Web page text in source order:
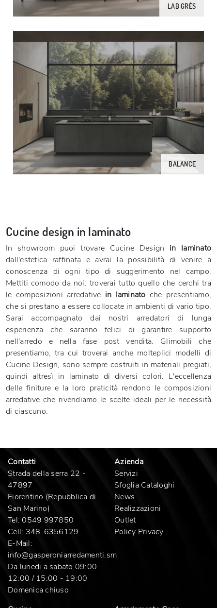
LAB GRÈS
BALANCE
Cucine design in laminato
In showroom puoi trovare Cucine Design in laminato
dall'estetica raffinata e avrai la possibilità di venire a
conoscenza di ogni tipo di suggerimento nel campo.
Mettiti comodo da noi: troverai tutto quello che cerchi tra
le composizioni arredative in laminato che presentiamo,
che si prestano a essere collocate in ambienti di vario tipo.
Sarai accompagnato dai nostri arredatori di lunga
esperienza che saranno felici di garantire supporto
nell'arredo e nella fase post vendita. Glimobili che
presentiamo, tra cui troverai anche molteplici modelli di
Cucine Design, sono sempre costruiti in materiali pregiati,
quindi altresì in laminato di diversi colori. L'eccellenza
delle finiture e la loro praticità rendono le composizioni
arredative che rivendiamo le scelte ideali per le necessità
di ciascuno.
Contatti
Strada della serra 22 -
47897
Fiorentino (Repubblica di
San Marino)
Tel: 0549 997850
Cell: 348-6356129
E-Mail:
info@gasperoniarredamenti.sm
Da lunedi a sabato 09:00 -
12:00 / 15:00 - 19:00
Domenica chiuso
Azienda
Servizi
Sfoglia Cataloghi
News
Realizzazioni
Outlet
Policy Privacy